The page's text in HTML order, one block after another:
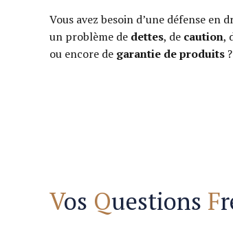
Vous avez besoin d’une défense en
un problème de dettes, de caution,
ou encore de garantie de produits ?
Vos Questions F